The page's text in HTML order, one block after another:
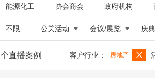
能源化工 协会商会 政府机构
不限 公关活动 会议/展览 庆
个直播案例 客户行业： 房地产